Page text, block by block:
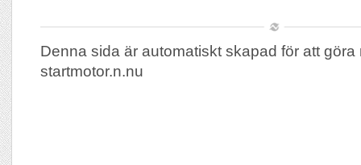
Denna sida är automatiskt skapad för att göra
startmotor.n.nu